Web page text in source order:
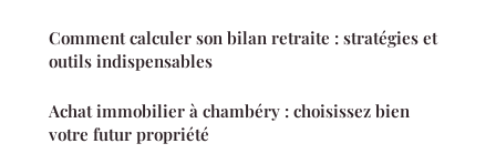
Comment calculer son bilan retraite : stratégies et
outils indispensables
Achat immobilier à chambéry : choisissez bien
votre futur propriété